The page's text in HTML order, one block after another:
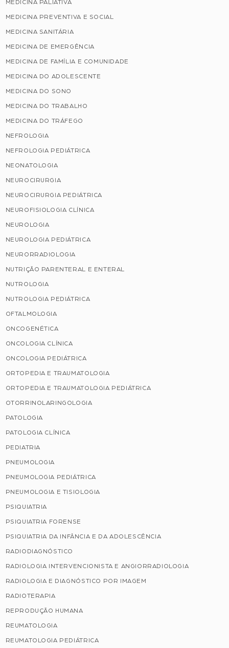
MEDICINA PALIATIVA
MEDICINA PREVENTIVA E SOCIAL
MEDICINA SANITÁRIA
MEDICINA DE EMERGÊNCIA
MEDICINA DE FAMÍLIA E COMUNIDADE
MEDICINA DO ADOLESCENTE
MEDICINA DO SONO
MEDICINA DO TRABALHO
MEDICINA DO TRÁFEGO
NEFROLOGIA
NEFROLOGIA PEDIÁTRICA
NEONATOLOGIA
NEUROCIRURGIA
NEUROCIRURGIA PEDIÁTRICA
NEUROFISIOLOGIA CLÍNICA
NEUROLOGIA
NEUROLOGIA PEDIÁTRICA
NEURORRADIOLOGIA
NUTRIÇÃO PARENTERAL E ENTERAL
NUTROLOGIA
NUTROLOGIA PEDIÁTRICA
OFTALMOLOGIA
ONCOGENÉTICA
ONCOLOGIA CLÍNICA
ONCOLOGIA PEDIÁTRICA
ORTOPEDIA E TRAUMATOLOGIA
ORTOPEDIA E TRAUMATOLOGIA PEDIÁTRICA
OTORRINOLARINGOLOGIA
PATOLOGIA
PATOLOGIA CLÍNICA
PEDIATRIA
PNEUMOLOGIA
PNEUMOLOGIA PEDIÁTRICA
PNEUMOLOGIA E TISIOLOGIA
PSIQUIATRIA
PSIQUIATRIA FORENSE
PSIQUIATRIA DA INFÂNCIA E DA ADOLESCÊNCIA
RADIODIAGNÓSTICO
RADIOLOGIA INTERVENCIONISTA E ANGIORRADIOLOGIA
RADIOLOGIA E DIAGNÓSTICO POR IMAGEM
RADIOTERAPIA
REPRODUÇÃO HUMANA
REUMATOLOGIA
REUMATOLOGIA PEDIÁTRICA